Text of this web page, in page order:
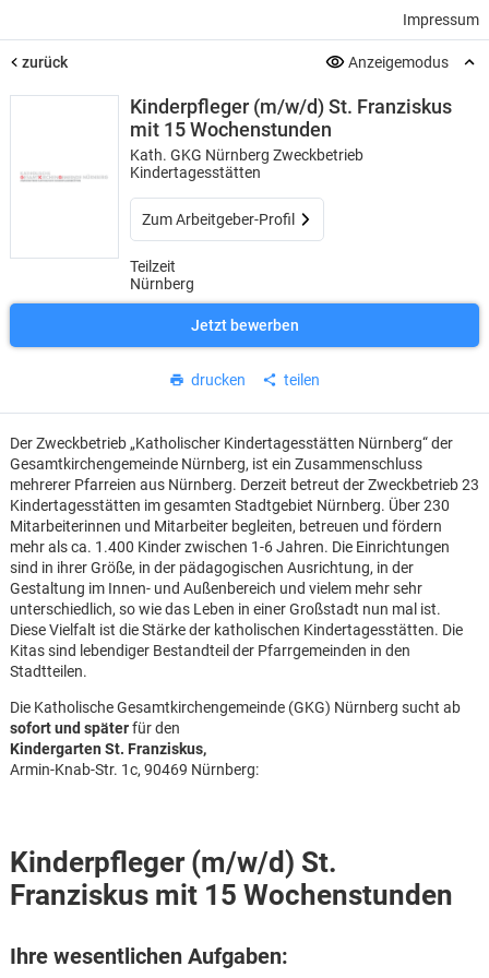
Impressum
zurück Anzeigemodus
Kinderpfleger (m/w/d) St. Franziskus
mit 15 Wochenstunden
Kath. GKG Nürnberg Zweckbetrieb
Kindertagesstätten
Zum Arbeitgeber-Profil
Teilzeit
Nürnberg
Jetzt bewerben
drucken teilen
Der Zweckbetrieb „Katholischer Kindertagesstätten Nürnberg“ der
Gesamtkirchengemeinde Nürnberg, ist ein Zusammenschluss
mehrerer Pfarreien aus Nürnberg. Derzeit betreut der Zweckbetrieb 23
Kindertagesstätten im gesamten Stadtgebiet Nürnberg. Über 230
Mitarbeiterinnen und Mitarbeiter begleiten, betreuen und fördern
mehr als ca. 1.400 Kinder zwischen 1-6 Jahren. Die Einrichtungen
sind in ihrer Größe, in der pädagogischen Ausrichtung, in der
Gestaltung im Innen- und Außenbereich und vielem mehr sehr
unterschiedlich, so wie das Leben in einer Großstadt nun mal ist.
Diese Vielfalt ist die Stärke der katholischen Kindertagesstätten. Die
Kitas sind lebendiger Bestandteil der Pfarrgemeinden in den
Stadtteilen.
Die Katholische Gesamtkirchengemeinde (GKG) Nürnberg sucht ab
sofort und späterfür den
Kindergarten St. Franziskus,
Armin-Knab-Str. 1c, 90469 Nürnberg:
Kinderpfleger (m/w/d) St.
Franziskus mit 15 Wochenstunden
Ihre wesentlichen Aufgaben: